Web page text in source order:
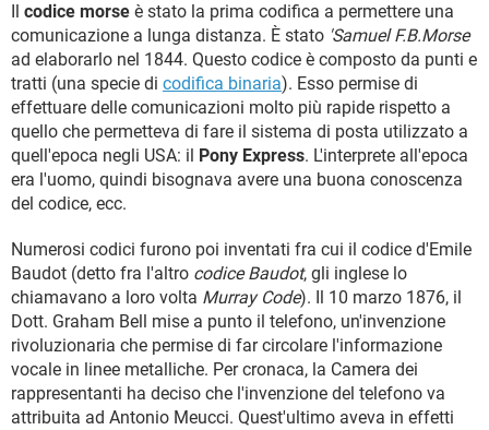
TIKTOK FACEBOOK
HARDWARE
INSTAGRAM WHATSAPP
TIKTOK FACEBOOK
HARDWARE
INTRATTENIMENTO ANDROID
iOS WINDOWS 10
INSTAGRAM WHATSAPP
TIKTOK FACEBOOK
HARDWARE
COVID-19 GAMING
INTRATTENIMENTO ANDROID
iOS WINDOWS 10
INSTAGRAM WHATSAPP
TIKTOK FACEBOOK
Il codice morse è stato la prima codifica a permettere una
comunicazione a lunga distanza. È stato 'Samuel F.B.Morse
ad elaborarlo nel 1844. Questo codice è composto da punti e
tratti (una specie di codifica binaria). Esso permise di
effettuare delle comunicazioni molto più rapide rispetto a
quello che permetteva di fare il sistema di posta utilizzato a
quell'epoca negli USA: il Pony Express. L'interprete all'epoca
era l'uomo, quindi bisognava avere una buona conoscenza
del codice, ecc.
Numerosi codici furono poi inventati fra cui il codice d'Emile
Baudot (detto fra l'altro codice Baudot, gli inglese lo
chiamavano a loro volta Murray Code). Il 10 marzo 1876, il
Dott. Graham Bell mise a punto il telefono, un'invenzione
rivoluzionaria che permise di far circolare l'informazione
vocale in linee metalliche. Per cronaca, la Camera dei
rappresentanti ha deciso che l'invenzione del telefono va
attribuita ad Antonio Meucci. Quest'ultimo aveva in effetti